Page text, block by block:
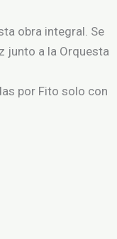
obra integral. Se
junto a la Orquesta
por Fito solo con